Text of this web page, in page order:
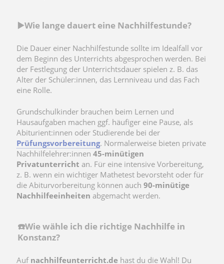
▶️Wie lange dauert eine Nachhilfestunde?
Die Dauer einer Nachhilfestunde sollte im Idealfall vor
dem Beginn des Unterrichts abgesprochen werden. Bei
der Festlegung der Unterrichtsdauer spielen z. B. das
Alter der Schüler:innen, das Lernniveau und das Fach
eine Rolle.
Grundschulkinder brauchen beim Lernen und
Hausaufgaben machen ggf. häufiger eine Pause, als
Abiturient:innen oder Studierende bei der
Prüfungsvorbereitung. Normalerweise bieten private
Nachhilfelehrer:innen 45-minütigen
Privatunterricht an. Für eine intensive Vorbereitung,
z. B. wenn ein wichtiger Mathetest bevorsteht oder für
die Abiturvorbereitung können auch 90-minütige
Nachhilfeeinheiten abgemacht werden.
☎️Wie wähle ich die richtige Nachhilfe in
Konstanz?
Auf nachhilfeunterricht.de hast du die Wahl! Du